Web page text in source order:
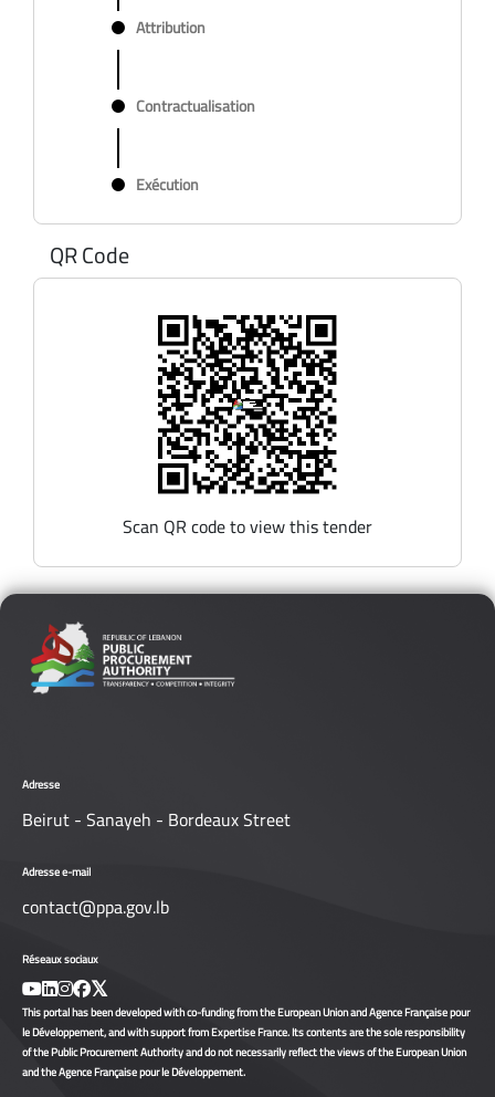
Attribution
Contractualisation
Exécution
QR Code
Scan QR code to view this tender
Adresse
Beirut - Sanayeh - Bordeaux Street
Adresse e-mail
contact@ppa.gov.lb
Réseaux sociaux
This portal has been developed with co-funding from the European Union and Agence Française pour
le Développement, and with support from Expertise France. Its contents are the sole responsibility
of the Public Procurement Authority and do not necessarily reflect the views of the European Union
and the Agence Française pour le Développement.